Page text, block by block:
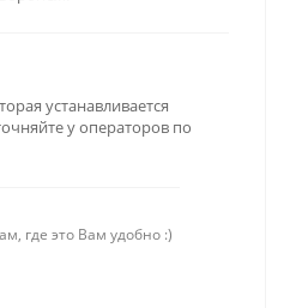
устанавливается
у операторов по
где это Вам удобно :)